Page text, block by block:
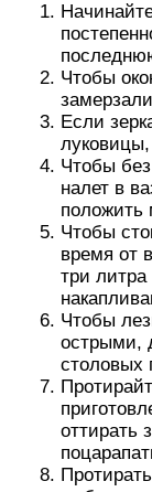
Чтобы
Если
Чтобы
налет в
положить
Чтобы
время от
три литра
Чтобы
острыми,
столовых
оттирать